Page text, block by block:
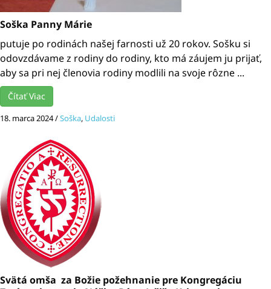
Soška Panny Márie
putuje po rodinách našej farnosti už 20 rokov. Sošku si
odovzdávame z rodiny do rodiny, kto má záujem ju prijať,
aby sa pri nej členovia rodiny modlili na svoje rôzne ...
Čítať Viac
18. marca 2024/Soška, Udalosti
Svätá omša za Božie požehnanie pre Kongregáciu